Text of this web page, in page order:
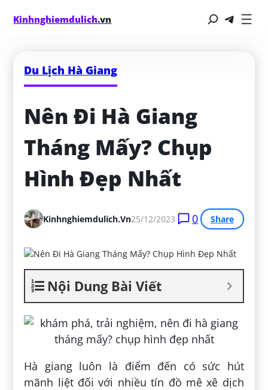
Kinhnghiemdulich.vn
Du Lịch Hà Giang
Nên Đi Hà Giang
Tháng Mấy? Chụp
Hình Đẹp Nhất
Kinhnghiemdulich.vn25/12/2023 0 Share
Nội Dung Bài Viết
Hà giang luôn là điểm đến có sức hút
mãnh liệt đối với nhiều tín đồ mê xê dịch